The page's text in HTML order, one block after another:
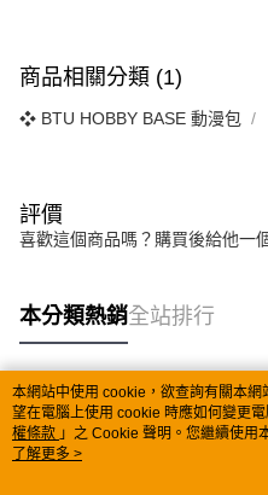
商品相關分類 (1)
❖ BTU HOBBY BASE 動漫包
評價
喜歡這個商品嗎？購買後給他一
本分類熱銷全站排行
熱門標籤
本網站中使用 cookie，欲查詢有關本
望在電腦上使用 cookie 時應如何變更
權條款 」之 Cookie 聲明。您繼續使用
用條款之 Cookie 聲明使用 cookie。
了解更多 >